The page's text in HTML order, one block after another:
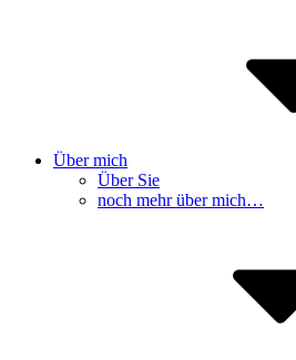
Über mich
Über Sie
noch mehr über mich…